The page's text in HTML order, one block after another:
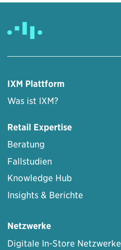
IXM Plattform
Was ist IXM?
Retail Expertise
Beratung
Fallstudien
Knowledge Hub
Insights & Berichte
Netzwerke
Digitale In-Store Netzwerke